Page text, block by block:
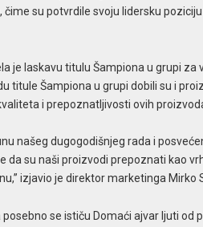
su potvrdile svoju lidersku
je laskavu titulu Šampiona u grupi
titule Šampiona u grupi dobili su i
i prepoznatljivosti ovih
našeg dugogodišnjeg rada i
da su naši proizvodi prepoznati kao
izjavio je direktor marketinga Mirko
se ističu Domaći ajvar ljuti od